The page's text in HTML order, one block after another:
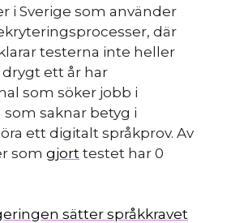
i Sverige som använder
där
testerna inte heller
drygt ett år har
som söker jobb i
saknar betyg i
ett digitalt språkprov. Av
som gjort testet har 0
sätter språkkravet